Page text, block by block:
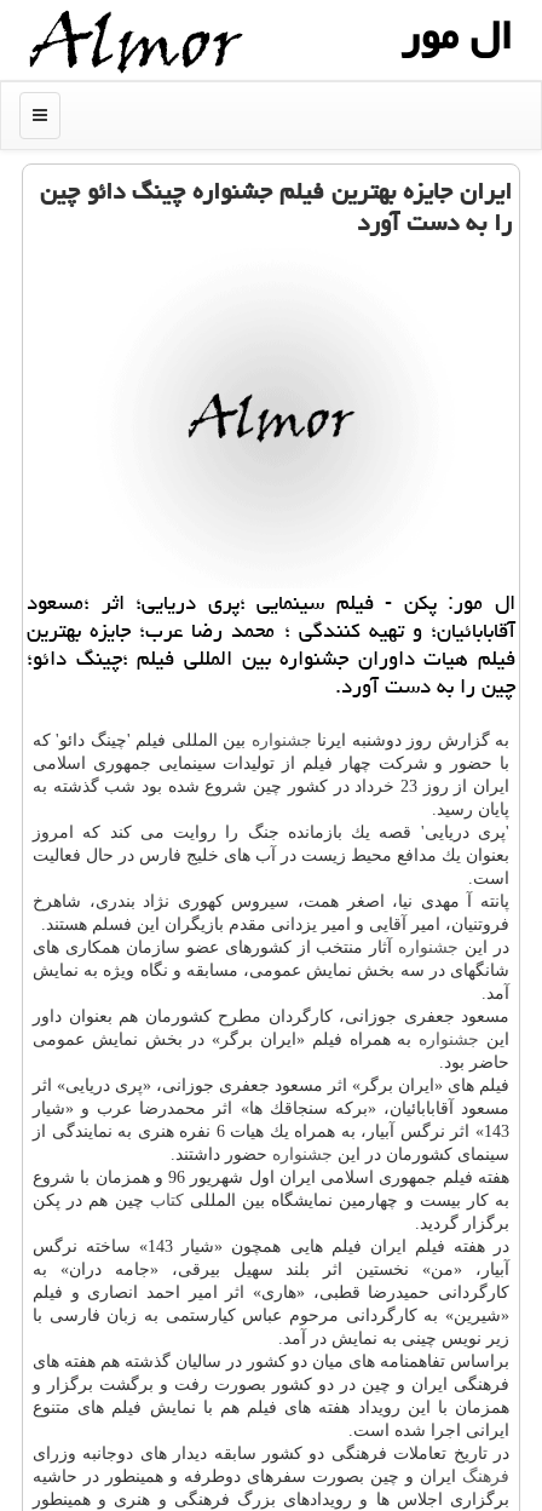
ال مور
منو
ایران جایزه بهترین فیلم جشنواره چینگ دائو چین
را به دست آورد
ال مور: پكن - فیلم سینمایی ؛پری دریایی؛ اثر ؛مسعود
آقابابائیان؛ و تهیه كنندگی ؛ محمد رضا عرب؛ جایزه بهترین
فیلم هیات داوران جشنواره بین المللی فیلم ؛چینگ دائو؛
چین را به دست آورد.
به گزارش روز دوشنبه ایرنا جشنواره بین المللی فیلم 'چینگ دائو' كه
با حضور و شركت چهار فیلم از تولیدات سینمایی جمهوری اسلامی
ایران از روز 23 خرداد در كشور چین شروع شده بود شب گذشته به
پایان رسید.
'پری دریایی' قصه یك بازمانده جنگ را روایت می كند كه امروز
بعنوان یك مدافع محیط زیست در آب های خلیج فارس در حال فعالیت
است.
پانته آ مهدی نیا، اصغر همت، سیروس كهوری نژاد بندری، شاهرخ
فروتنیان، امیر آقایی و امیر یزدانی مقدم بازیگران این فسلم هستند.
در این جشنواره آثار منتخب از كشورهای عضو سازمان همكاری های
شانگهای در سه بخش نمایش عمومی، مسابقه و نگاه ویژه به نمایش
آمد.
مسعود جعفری جوزانی، كارگردان مطرح كشورمان هم بعنوان داور
این جشنواره به همراه فیلم «ایران برگر» در بخش نمایش عمومی
حاضر بود.
فیلم های «ایران برگر» اثر مسعود جعفری جوزانی، «پری دریایی» اثر
مسعود آقابابائیان، «بركه سنجاقك ها» اثر محمدرضا عرب و «شیار
143» اثر نرگس آبیار، به همراه یك هیات 6 نفره هنری به نمایندگی از
سینمای كشورمان در این جشنواره حضور داشتند.
هفته فیلم جمهوری اسلامی ایران اول شهریور 96 و همزمان با شروع
به كار بیست و چهارمین نمایشگاه بین المللیكتاب چین هم در پكن
برگزار گردید.
در هفته فیلم ایران فیلم هایی همچون «شیار 143» ساخته نرگس
آبیار، «من» نخستین اثر بلند سهیل بیرقی، «جامه دران» به
كارگردانی حمیدرضا قطبی، «هاری» اثر امیر احمد انصاری و فیلم
«شیرین» به كارگردانی مرحوم عباس كیارستمی به زبان فارسی با
زیر نویس چینی به نمایش در آمد.
براساس تفاهمنامه های میان دو كشور در سالیان گذشته هم هفته های
فرهنگی ایران و چین در دو كشور بصورت رفت و برگشت برگزار و
همزمان با این رویداد هفته های فیلم هم با نمایش فیلم های متنوع
ایرانی اجرا شده است.
در تاریخ تعاملات فرهنگی دو كشور سابقه دیدار های دوجانبه وزرای
فرهنگ ایران و چین بصورت سفرهای دوطرفه و همینطور در حاشیه
برگزاری اجلاس ها و رویدادهای بزرگ فرهنگی و هنری و همینطور